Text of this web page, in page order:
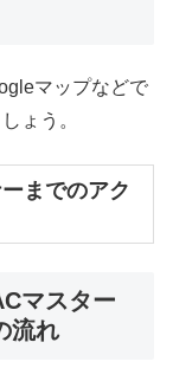
マップなどで
ょう。
までのアク
マスター
流れ